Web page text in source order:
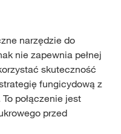
narzędzie do
nie zapewnia pełnej
skuteczność
fungicydową z
połączenie jest
przed